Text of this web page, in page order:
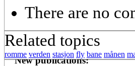
There are no
Related topics
romme verden stasjon fly bane månen
New publications: